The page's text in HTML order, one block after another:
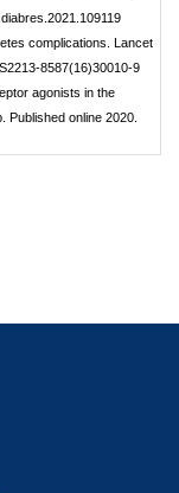
complications. Lancet
8587(16)30010-9
agonists in the
Published online 2020.